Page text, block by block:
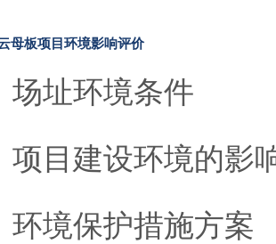
母板项目环境影响评价
场址环境条件
项目建设环境的影
环境保护措施方案